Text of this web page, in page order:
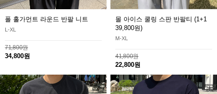
폴 홀가먼트 라운드 반팔 니트
L-XL
71,800원
34,800원
몰 아이스 쿨링 스판 반팔티 (1+1
39,800원)
M-XL
41,800원
22,800원